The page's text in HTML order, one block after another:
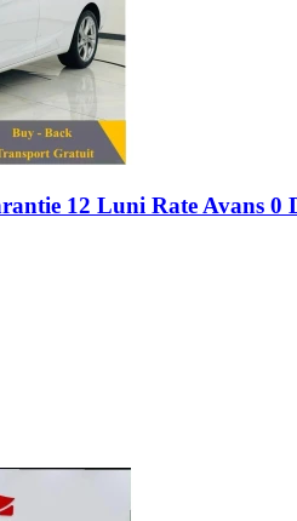
12 Luni Rate Avans 0